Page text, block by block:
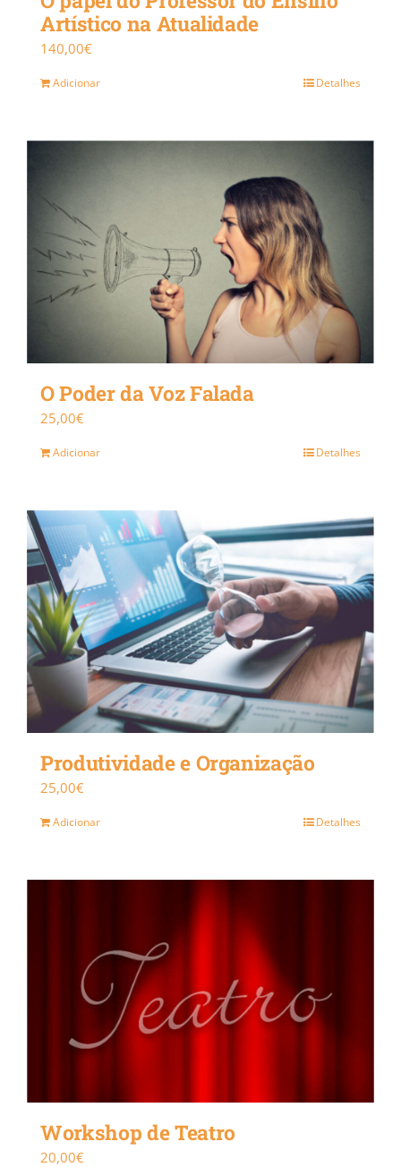
Artístico na Atualidade
140,00€
Adicionar Detalhes
O Poder da Voz Falada
25,00€
Adicionar Detalhes
Produtividade e Organização
25,00€
Adicionar Detalhes
Workshop de Teatro
20,00€